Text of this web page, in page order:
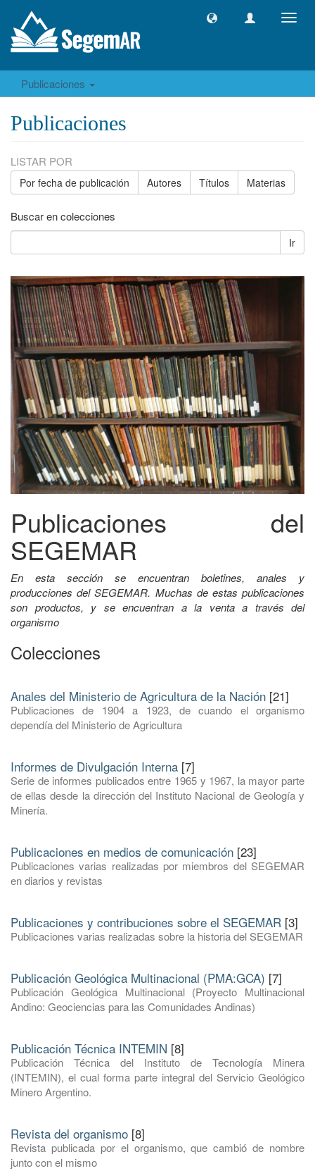
Publicaciones
Publicaciones
LISTAR POR
Por fecha de publicación Autores Títulos Materias
Buscar en colecciones
Ir
Publicaciones del
SEGEMAR
En esta sección se encuentran boletines, anales y
producciones del SEGEMAR. Muchas de estas publicaciones
son productos, y se encuentran a la venta a través del
organismo
Colecciones
Anales del Ministerio de Agricultura de la Nación [21]
Publicaciones de 1904 a 1923, de cuando el organismo
dependía del Ministerio de Agricultura
Informes de Divulgación Interna [7]
Serie de informes publicados entre 1965 y 1967, la mayor parte
de ellas desde la dirección del Instituto Nacional de Geología y
Minería.
Publicaciones en medios de comunicación [23]
Publicaciones varias realizadas por miembros del SEGEMAR
en diarios y revistas
Publicaciones y contribuciones sobre el SEGEMAR [3]
Publicaciones varias realizadas sobre la historia del SEGEMAR
Publicación Geológica Multinacional (PMA:GCA) [7]
Publicación Geológica Multinacional (Proyecto Multinacional
Andino: Geociencias para las Comunidades Andinas)
Publicación Técnica INTEMIN [8]
Publicación Técnica del Instituto de Tecnología Minera
(INTEMIN), el cual forma parte integral del Servicio Geológico
Minero Argentino.
Revista del organismo [8]
Revista publicada por el organismo, que cambió de nombre
junto con el mismo